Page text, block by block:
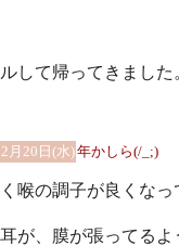
して帰ってきました
月20日(水)年かしら(/_;)
喉の調子が良くな
が、膜が張ってる